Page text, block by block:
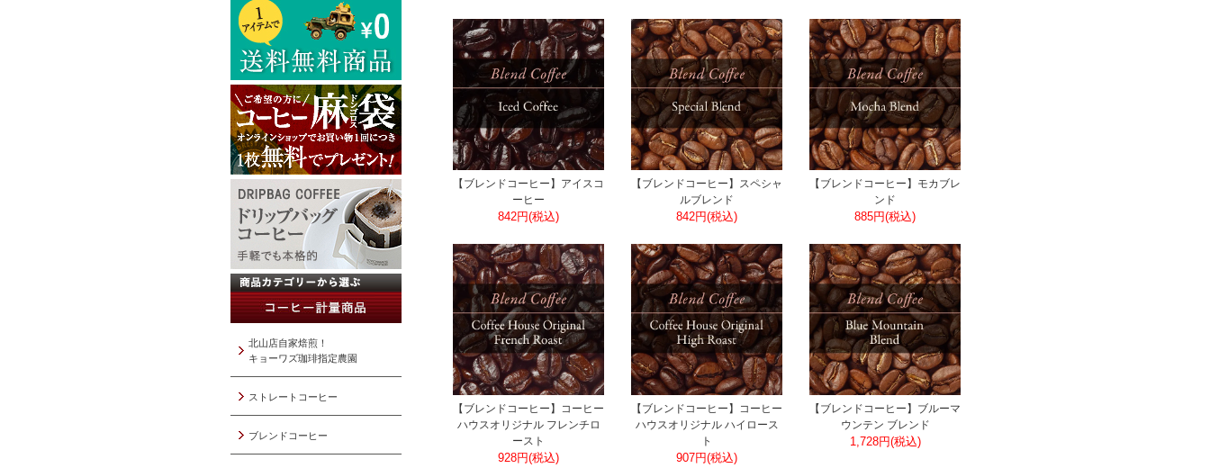
【ブレンドコーヒー】アイスコ
ーヒー
842円(税込)
【ブレンドコーヒー】スペシャ
ルブレンド
842円(税込)
【ブレンドコーヒー】モカブレ
ンド
885円(税込)
【ブレンドコーヒー】コーヒー
ハウスオリジナル フレンチロ
ースト
928円(税込)
【ブレンドコーヒー】コーヒー
ハウスオリジナル ハイロース
ト
907円(税込)
【ブレンドコーヒー】ブルーマ
ウンテン ブレンド
1,728円(税込)
北山店自家焙煎！
キョーワズ珈琲指定農園
ストレートコーヒー
ブレンドコーヒー